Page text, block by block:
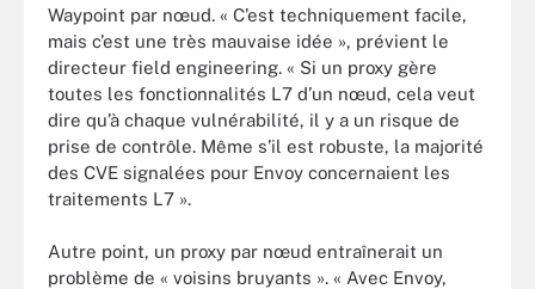
Waypoint par nœud. « C’est techniquement facile,
mais c’est une très mauvaise idée », prévient le
directeur field engineering. « Si un proxy gère
toutes les fonctionnalités L7 d’un nœud, cela veut
dire qu’à chaque vulnérabilité, il y a un risque de
prise de contrôle. Même s’il est robuste, la majorité
des CVE signalées pour Envoy concernaient les
traitements L7 ».
Autre point, un proxy par nœud entraînerait un
problème de « voisins bruyants ». « Avec Envoy,